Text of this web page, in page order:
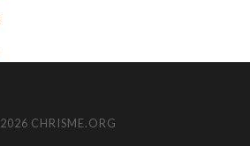
CHRISME.ORG